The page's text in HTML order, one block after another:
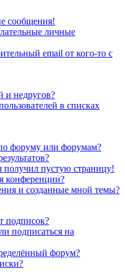
сообщения!
личные
email от кого-то с
и недругов?
в списках
форуму или форумам?
получил пустую страницу!
конференции?
и созданные мной темы?
подписок?
подписаться на
форум?